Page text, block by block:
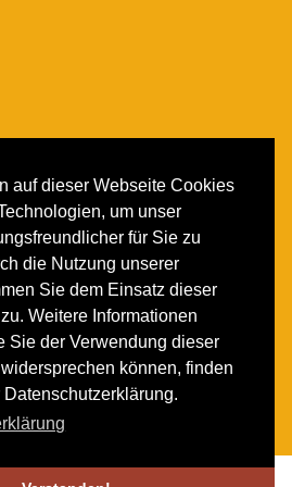
auf dieser Webseite Cookies
um unser
für Sie zu
die Nutzung unserer
Sie dem Einsatz dieser
Weitere Informationen
Sie der Verwendung dieser
können, finden